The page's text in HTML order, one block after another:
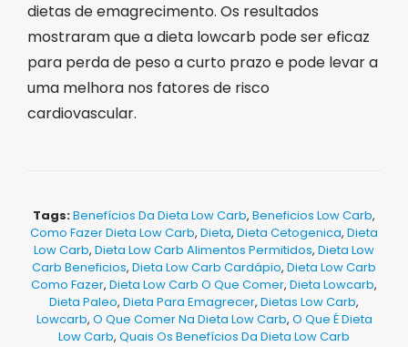
dietas de emagrecimento. Os resultados
mostraram que a dieta lowcarb pode ser eficaz
para perda de peso a curto prazo e pode levar a
uma melhora nos fatores de risco
cardiovascular.
Tags:Benefícios Da Dieta Low Carb, Beneficios Low Carb,
Como Fazer Dieta Low Carb, Dieta, Dieta Cetogenica, Dieta
Low Carb, Dieta Low Carb Alimentos Permitidos, Dieta Low
Carb Beneficios, Dieta Low Carb Cardápio, Dieta Low Carb
Como Fazer, Dieta Low Carb O Que Comer, Dieta Lowcarb,
Dieta Paleo, Dieta Para Emagrecer, Dietas Low Carb,
Lowcarb, O Que Comer Na Dieta Low Carb, O Que É Dieta
Low Carb, Quais Os Benefícios Da Dieta Low Carb